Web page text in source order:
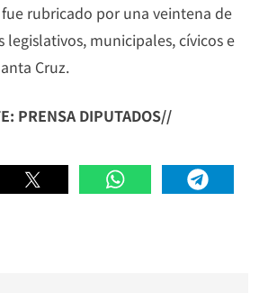
rubricado por una veintena de
legislativos, municipales, cívicos e
Cruz.
PRENSA DIPUTADOS//